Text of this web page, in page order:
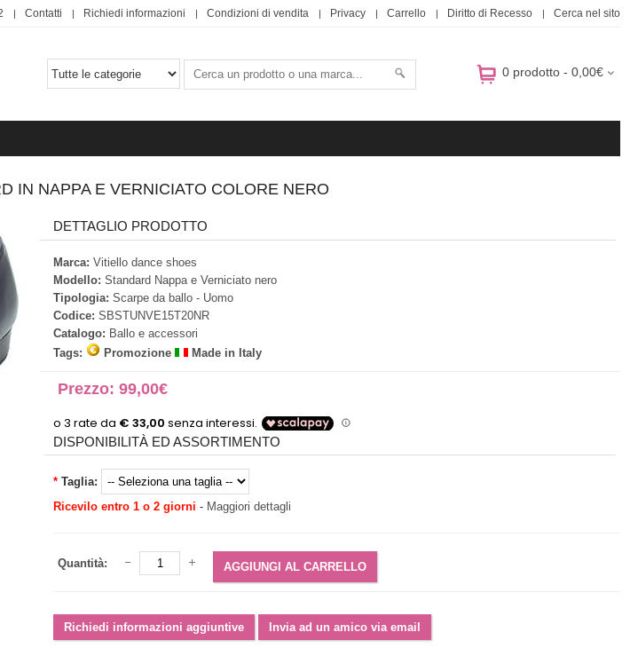
Contatti Richiedi informazioni Condizioni di vendita Privacy Carrello Diritto di Recesso Cerca nel sito
0 prodotto - 0,00€
IN NAPPA E VERNICIATO COLORE NERO
DETTAGLIO PRODOTTO
Marca: Vitiello dance shoes
Modello: Standard Nappa e Verniciato nero
Tipologia: Scarpe da ballo - Uomo
Codice: SBSTUNVE15T20NR
Catalogo: Ballo e accessori
Tags:
Promozione Made in Italy
Prezzo: 99,00€
DISPONIBILITÀ ED ASSORTIMENTO
* Taglia:
Ricevilo entro 1 o 2 giorni - Maggiori dettagli
Quantità: